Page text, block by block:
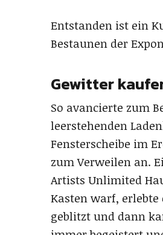
Entstanden ist ein
Bestaunen der
Gewitter
So avancierte zum
leerstehenden
Fensterscheibe im
zum Verweilen an.
Artists Unlimited
Kasten warf, erlebte
geblitzt und dann